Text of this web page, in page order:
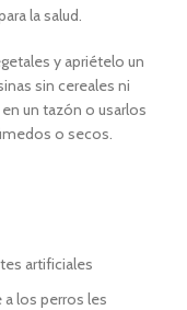
la salud.
y apriételo un
sin cereales ni
un tazón o usarlos
o secos.
artificiales
los perros les